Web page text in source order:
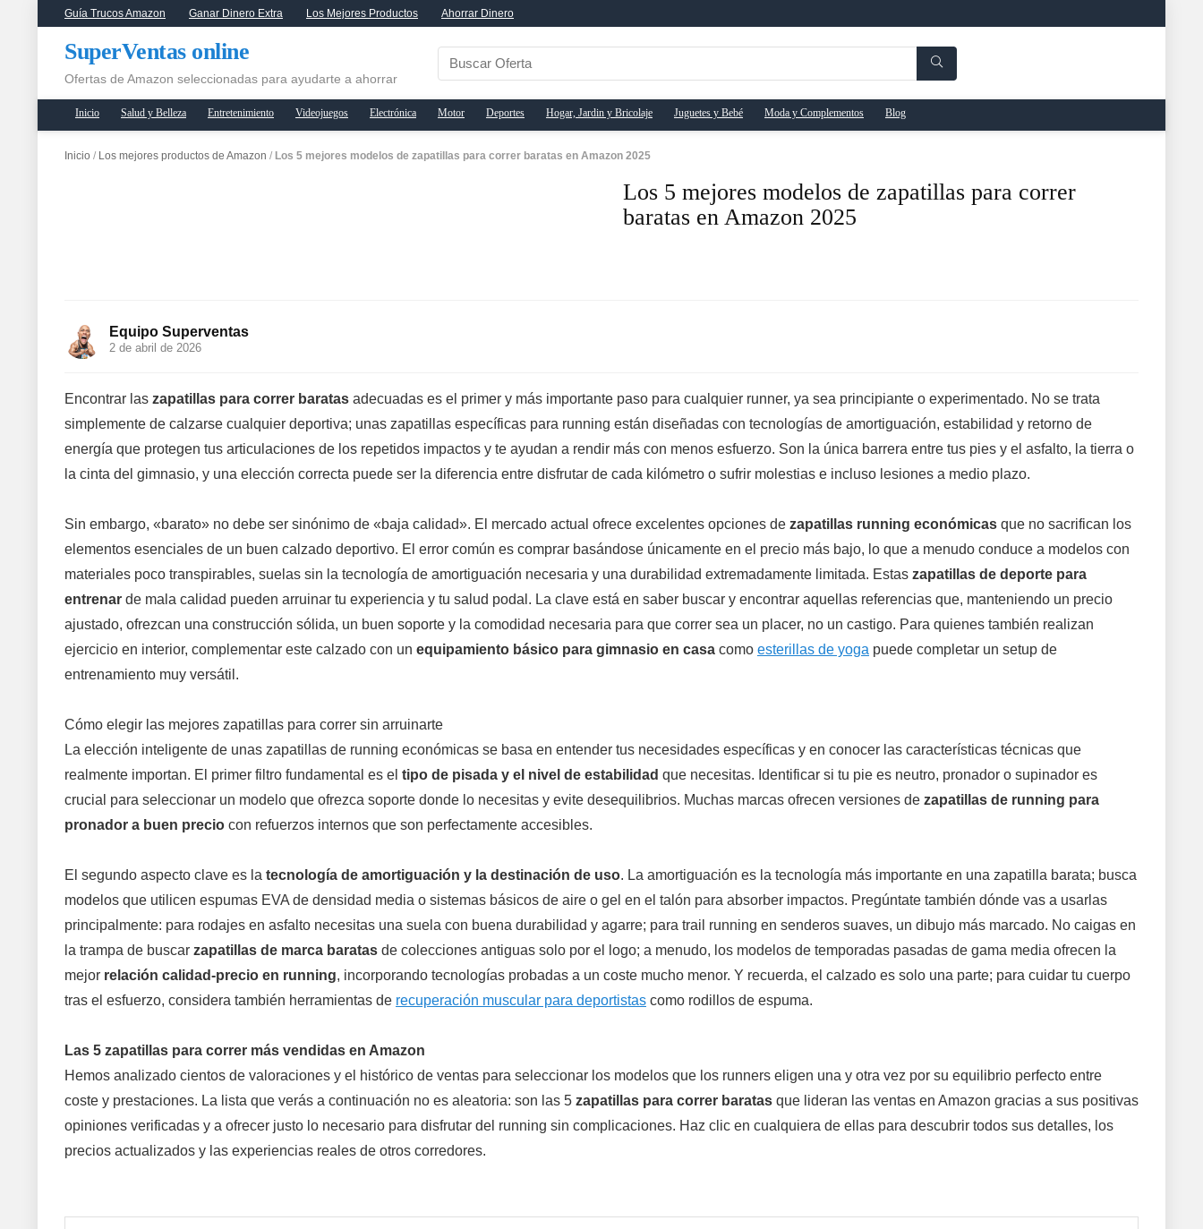
Guía Trucos Amazon Ganar Dinero Extra Los Mejores Productos Ahorrar Dinero
SuperVentas online
Ofertas de Amazon seleccionadas para ayudarte a ahorrar
Inicio Salud y Belleza Entretenimiento Videojuegos Electrónica Motor Deportes Hogar, Jardin y Bricolaje Juguetes y Bebé Moda y Complementos Blog
Inicio / Los mejores productos de Amazon / Los 5 mejores modelos de zapatillas para correr baratas en Amazon 2025
Los 5 mejores modelos de zapatillas para correr
baratas en Amazon 2025
Equipo Superventas
2 de abril de 2026
Encontrar las zapatillas para correr baratas adecuadas es el primer y más importante paso para cualquier runner, ya sea principiante o experimentado. No se trata
simplemente de calzarse cualquier deportiva; unas zapatillas específicas para running están diseñadas con tecnologías de amortiguación, estabilidad y retorno de
energía que protegen tus articulaciones de los repetidos impactos y te ayudan a rendir más con menos esfuerzo. Son la única barrera entre tus pies y el asfalto, la tierra o
la cinta del gimnasio, y una elección correcta puede ser la diferencia entre disfrutar de cada kilómetro o sufrir molestias e incluso lesiones a medio plazo.
Sin embargo, «barato» no debe ser sinónimo de «baja calidad». El mercado actual ofrece excelentes opciones de zapatillas running económicas que no sacrifican los
elementos esenciales de un buen calzado deportivo. El error común es comprar basándose únicamente en el precio más bajo, lo que a menudo conduce a modelos con
materiales poco transpirables, suelas sin la tecnología de amortiguación necesaria y una durabilidad extremadamente limitada. Estas zapatillas de deporte para
entrenar de mala calidad pueden arruinar tu experiencia y tu salud podal. La clave está en saber buscar y encontrar aquellas referencias que, manteniendo un precio
ajustado, ofrezcan una construcción sólida, un buen soporte y la comodidad necesaria para que correr sea un placer, no un castigo. Para quienes también realizan
ejercicio en interior, complementar este calzado con un equipamiento básico para gimnasio en casa como esterillas de yoga puede completar un setup de
entrenamiento muy versátil.
Cómo elegir las mejores zapatillas para correr sin arruinarte
La elección inteligente de unas zapatillas de running económicas se basa en entender tus necesidades específicas y en conocer las características técnicas que
realmente importan. El primer filtro fundamental es el tipo de pisada y el nivel de estabilidad que necesitas. Identificar si tu pie es neutro, pronador o supinador es
crucial para seleccionar un modelo que ofrezca soporte donde lo necesitas y evite desequilibrios. Muchas marcas ofrecen versiones de zapatillas de running para
pronador a buen precio con refuerzos internos que son perfectamente accesibles.
El segundo aspecto clave es la tecnología de amortiguación y la destinación de uso. La amortiguación es la tecnología más importante en una zapatilla barata; busca
modelos que utilicen espumas EVA de densidad media o sistemas básicos de aire o gel en el talón para absorber impactos. Pregúntate también dónde vas a usarlas
principalmente: para rodajes en asfalto necesitas una suela con buena durabilidad y agarre; para trail running en senderos suaves, un dibujo más marcado. No caigas en
la trampa de buscar zapatillas de marca baratas de colecciones antiguas solo por el logo; a menudo, los modelos de temporadas pasadas de gama media ofrecen la
mejor relación calidad-precio en running, incorporando tecnologías probadas a un coste mucho menor. Y recuerda, el calzado es solo una parte; para cuidar tu cuerpo
tras el esfuerzo, considera también herramientas de recuperación muscular para deportistas como rodillos de espuma.
Las 5 zapatillas para correr más vendidas en Amazon
Hemos analizado cientos de valoraciones y el histórico de ventas para seleccionar los modelos que los runners eligen una y otra vez por su equilibrio perfecto entre
coste y prestaciones. La lista que verás a continuación no es aleatoria: son las 5 zapatillas para correr baratas que lideran las ventas en Amazon gracias a sus positivas
opiniones verificadas y a ofrecer justo lo necesario para disfrutar del running sin complicaciones. Haz clic en cualquiera de ellas para descubrir todos sus detalles, los
precios actualizados y las experiencias reales de otros corredores.